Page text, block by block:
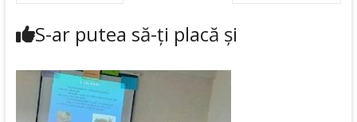
S-ar putea să-ți placă și